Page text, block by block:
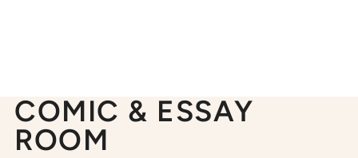
COMIC & ESSAY
ROOM